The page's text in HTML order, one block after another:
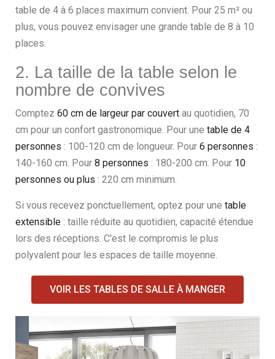
table de 4 à 6 places maximum convient. Pour 25 m² ou
plus, vous pouvez envisager une grande table de 8 à 10
places.
2. La taille de la table selon le
nombre de convives
Comptez 60 cm de largeur par couvert au quotidien, 70
cm pour un confort gastronomique. Pour une table de 4
personnes : 100-120 cm de longueur. Pour 6 personnes :
140-160 cm. Pour 8 personnes : 180-200 cm. Pour 10
personnes ou plus : 220 cm minimum.
Si vous recevez ponctuellement, optez pour une table
extensible : taille réduite au quotidien, capacité étendue
lors des réceptions. C'est le compromis le plus
polyvalent pour les espaces de taille moyenne.
VOIR LES TABLES DE SALLE À MANGER